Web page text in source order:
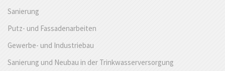
Sanierung
Putz- und Fassadenarbeiten
Gewerbe- und Industriebau
Sanierung und Neubau in der Trinkwasserversorgung